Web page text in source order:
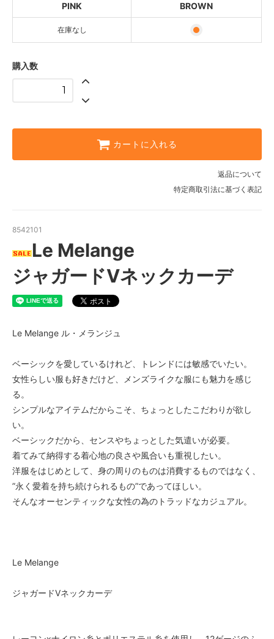
PINK
BROWN
在庫なし
購入数
カートに入れる
返品について
特定商取引法に基づく表記
8542101
Le Melange
ジャガードVネックカーデ
Le Melange ル・メランジュ
ベーシックを愛しているけれど、トレンドには敏感でいたい。
女性らしい服も好きだけど、メンズライクな服にも魅力を感じ
る。
シンプルなアイテムだからこそ、ちょっとしたこだわりが欲し
い。
ベーシックだから、センスやちょっとした気遣いが必要。
着てみて納得する着心地の良さや風合いも重視したい。
洋服をはじめとして、身の周りのものは消費するものではなく、
”永く愛着を持ち続けられるもの”であってほしい。
そんなオーセンティックな女性の為のトラッドなカジュアル。
Le Melange
ジャガードVネックカーデ